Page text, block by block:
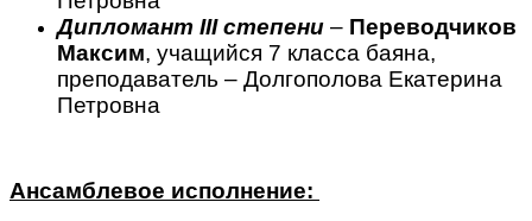
Дипломант IIIстепени – Переводчиков
Максим, учащийся 7 класса баяна,
преподаватель – Долгополова Екатерина
Петровна
Ансамблевое исполнение: